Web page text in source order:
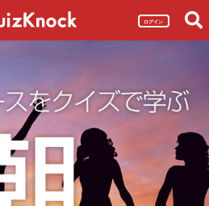
ログイン